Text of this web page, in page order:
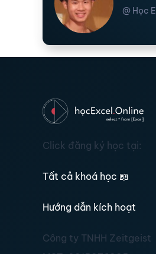
@ Học
Click đăng ký học tại:
Tất cả khoá học 📖
Hướng dẫn kích hoạt
Công ty TNHH Zeitgeist